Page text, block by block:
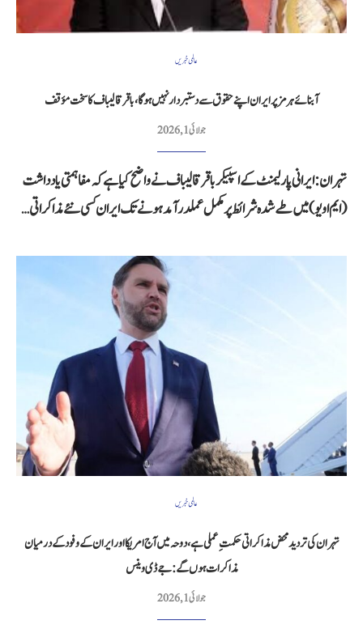
عالمی خبریں
آبنائے ہرمز پر ایران اپنے حقوق سے دستبردار نہیں ہوگا، باقر قالیباف کا سخت مؤقف
جولائی 1, 2026
تہران: ایرانی پارلیمنٹ کے اسپیکر باقر قالیباف نے واضح کیا ہے کہ مفاہمتی یادداشت
(ایم او یو) میں طے شدہ شرائط پر مکمل عملدرآمد ہونے تک ایران کسی نئے مذاکراتی…
عالمی خبریں
تہران کی تردید محض مذاکراتی حکمتِ عملی ہے، دوحہ میں آج امریکا اور ایران کے وفود کے درمیان
مذاکرات ہوں گے: جے ڈی وینس
جولائی 1, 2026